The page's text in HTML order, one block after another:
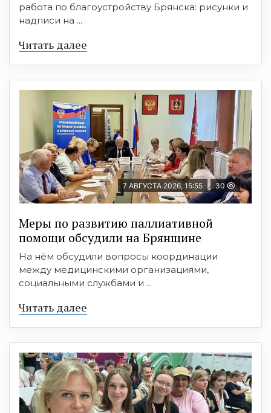
работа по благоустройству Брянска: рисунки и
надписи на ...
Читать далее
7 АВГУСТА 2026, 15:55 30
Меры по развитию паллиативной
помощи обсудили на Брянщине
На нём обсудили вопросы координации
между медицинскими организациями,
социальными службами и ...
Читать далее